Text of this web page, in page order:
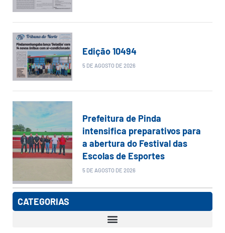
Edição 10494
5 DE AGOSTO DE 2026
Prefeitura de Pinda
intensifica preparativos para
a abertura do Festival das
Escolas de Esportes
5 DE AGOSTO DE 2026
CATEGORIAS